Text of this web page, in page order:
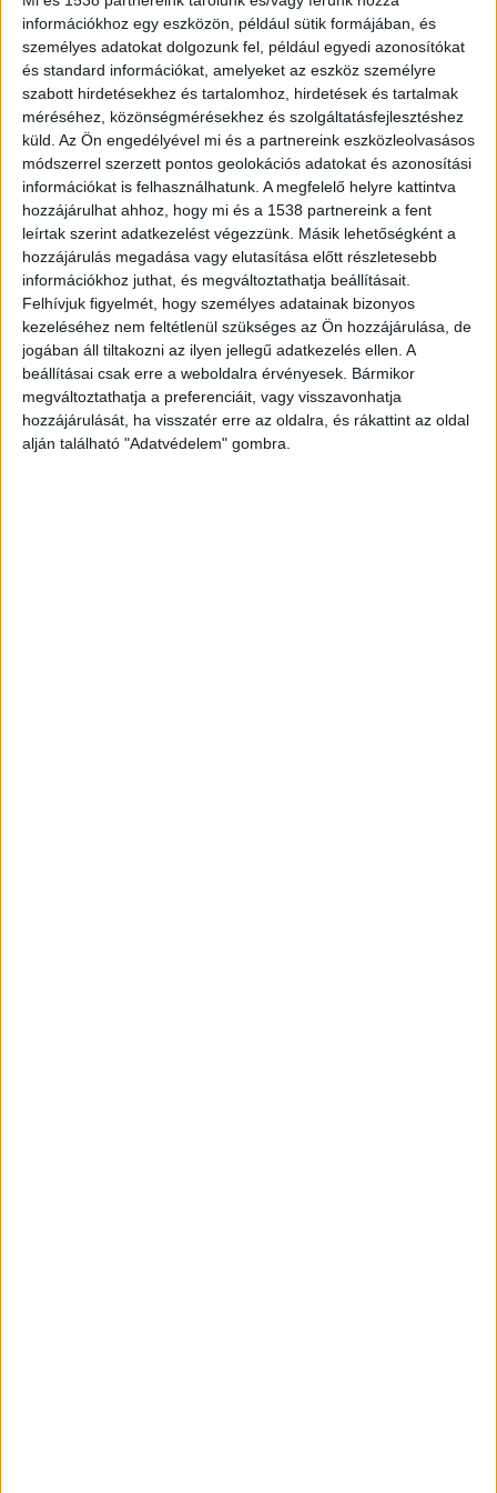
információkhoz egy eszközön, például sütik formájában, és
személyes adatokat dolgozunk fel, például egyedi azonosítókat
és standard információkat, amelyeket az eszköz személyre
szabott hirdetésekhez és tartalomhoz, hirdetések és tartalmak
méréséhez, közönségmérésekhez és szolgáltatásfejlesztéshez
küld. Az Ön engedélyével mi és a partnereink eszközleolvasásos
módszerrel szerzett pontos geolokációs adatokat és azonosítási
információkat is felhasználhatunk. A megfelelő helyre kattintva
hozzájárulhat ahhoz, hogy mi és a 1538 partnereink a fent
leírtak szerint adatkezelést végezzünk. Másik lehetőségként a
hozzájárulás megadása vagy elutasítása előtt részletesebb
információkhoz juthat, és megváltoztathatja beállításait.
Felhívjuk figyelmét, hogy személyes adatainak bizonyos
kezeléséhez nem feltétlenül szükséges az Ön hozzájárulása, de
jogában áll tiltakozni az ilyen jellegű adatkezelés ellen. A
beállításai csak erre a weboldalra érvényesek. Bármikor
megváltoztathatja a preferenciáit, vagy visszavonhatja
hozzájárulását, ha visszatér erre az oldalra, és rákattint az oldal
alján található "Adatvédelem" gombra.
Látta, hogy hoznak ki egy fiút a
vízből
„Együtt mentünk be a vízbe, én a húgukkal
vízipisztolyoztam, a srácok pedig odébb úsztak a
matraccal. Aztán kimentünk a vízből a
lányommal. Alig fél óra telt el, amikor
megláttam, hogy néhány fiatalember hoz ki egy
ájult gyereket. Egyből odasiettem, de akkor még
nem is tudtam, hogy az én fiamról van szó. Csak
a fürdőnadrágjáról ismertem fel szegényt” –
mondta aBlikkneka gyászoló apa.